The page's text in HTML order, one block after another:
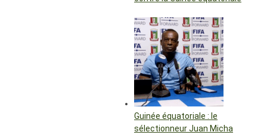
Guinée équatoriale : le
sélectionneur Juan Micha